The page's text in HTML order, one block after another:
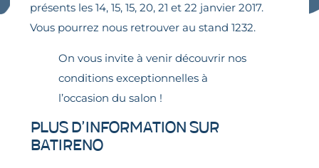
présents les 14, 15, 15, 20, 21 et 22 janvier 2017.
Vous pourrez nous retrouver au stand 1232.
On vous invite à venir découvrir nos
conditions exceptionnelles à
l’occasion du salon !
Plus d’information sur
Batireno